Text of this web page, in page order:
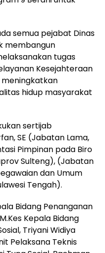
semua pejabat Dinas
membangun
tugas
Kesejahteraan
meningkatkan
hidup masyarakat
sertijab
SE (Jabatan Lama,
Pimpinan pada Biro
Sulteng), (Jabatan
dan Umum
Tengah).
Bidang Penanganan
Kepala Bidang
Triyani Widiya
Pelaksana Teknis